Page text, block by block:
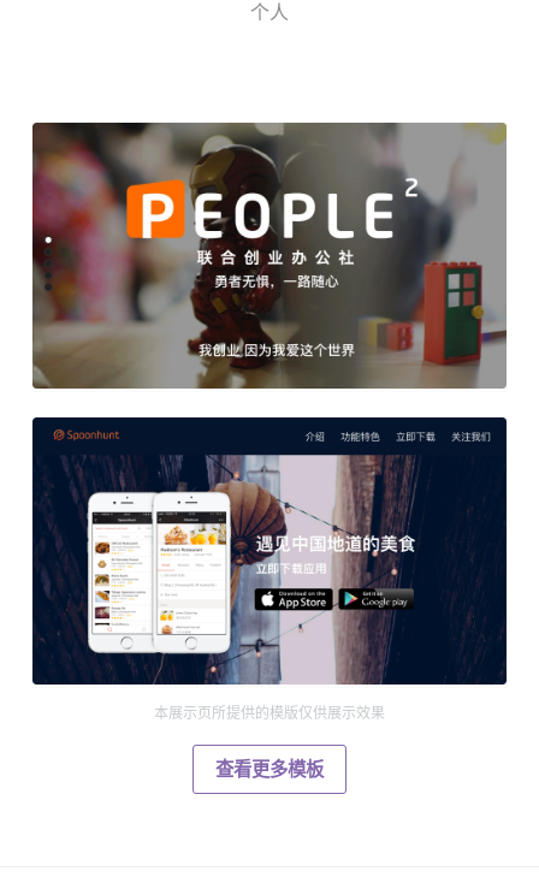
个人
本展示页所提供的模版仅供展示效果
查看更多模板